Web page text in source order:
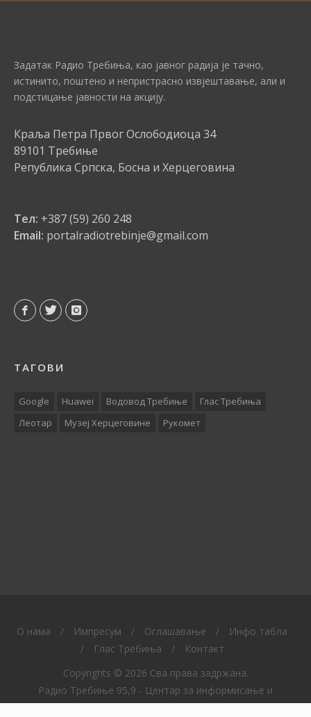
Задатак Радио Требиња, као јавног радија је тачно,
истинито, поштено и непристрасно извјештавање, али и
подстицање јавности на акцију.
Краља Петра Првог Ослободиоца 34
89101 Требиње
Република Српска, Босна и Херцеговина
Тел: +387 (59) 260 248
Email: portalradiotrebinje@gmail.com
ТАГОВИ
Google Huawei Водовод Требиње
Глас Требиња
Леотар
Музеј Херцеговине Рукомет
O нама / Импресум / Оглашавање /
Инфо табла
/
Глас Требиња /
Контакт
Copyrights © 2026 Сва права задржана.
Радио Требиње 95,9 - Центар за информисање и
образовање